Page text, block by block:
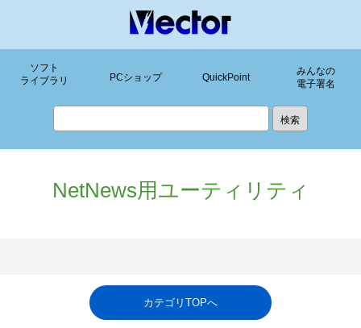
ソフト
ライブラリ
PCショップ QuickPoint
みんなの
電子署名
NetNews用ユーティリティ
カテゴリTOPへ